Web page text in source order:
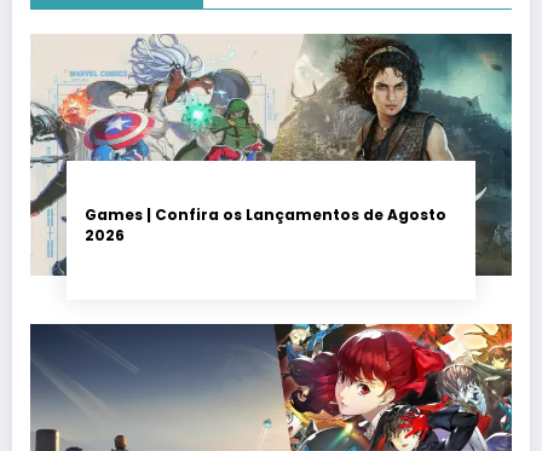
Games | Confira os Lançamentos de Agosto
2026